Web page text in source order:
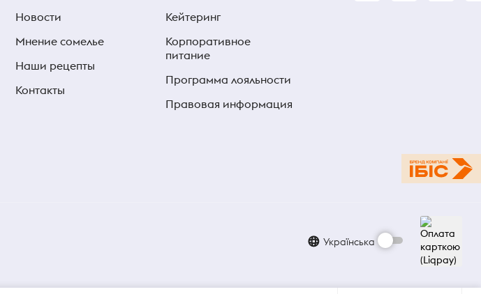
Новости
Мнение сомелье
Наши рецепты
Контакты
Кейтеринг
Корпоративное
питание
Программа лояльности
Правовая информация
Українська